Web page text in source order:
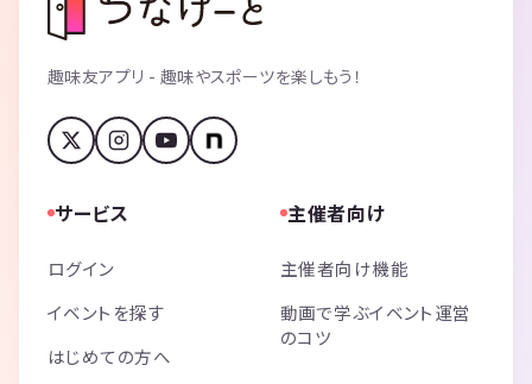
趣味友アプリ - 趣味やスポーツを楽しもう！
サービス
ログイン
イベントを探す
はじめての方へ
主催者向け
主催者向け機能
動画で学ぶイベント運営
のコツ